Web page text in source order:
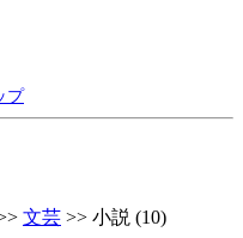
プ
文芸 >> 小説 (10)